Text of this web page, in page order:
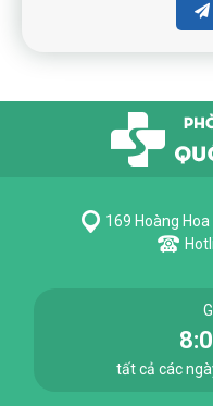
169 Hoàng
tất cả các